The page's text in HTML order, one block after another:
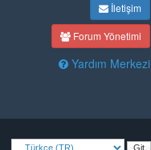
İletişim
Forum Yönetimi
Yardım Merkezi